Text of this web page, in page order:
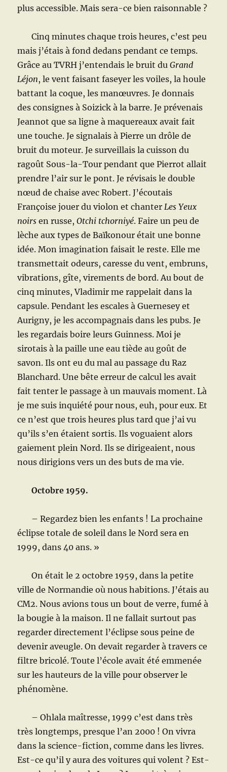
plus accessible. Mais sera-ce bien raisonnable ?
Cinq minutes chaque trois heures, c’est peu
mais j’étais à fond dedans pendant ce temps.
Grâce au TVRH j’entendais le bruit duGrand
Léjon, le vent faisant faseyer les voiles, la houle
battant la coque, les manœuvres. Je donnais
des consignes à Soizick à la barre. Je prévenais
Jeannot que sa ligne à maquereaux avait fait
une touche. Je signalais à Pierre un drôle de
bruit du moteur. Je surveillais la cuisson du
ragoût Sous-la-Tour pendant que Pierrot allait
prendre l’air sur le pont. Je révisais le double
nœud de chaise avec Robert. J’écoutais
Françoise jouer du violon et chanterLes Yeux
noirs en russe,Otchi tchorniyé. Faire un peu de
lèche aux types de Baïkonour était une bonne
idée. Mon imagination faisait le reste. Elle me
transmettait odeurs, caresse du vent, embruns,
vibrations, gîte, virements de bord. Au bout de
cinq minutes, Vladimir me rappelait dans la
capsule. Pendant les escales à Guernesey et
Aurigny, je les accompagnais dans les pubs. Je
les regardais boire leurs Guinness. Moi je
sirotais à la paille une eau tiède au goût de
savon. Ils ont eu du mal au passage du Raz
Blanchard. Une bête erreur de calcul les avait
fait tenter le passage à un mauvais moment. Là
je me suis inquiété pour nous, euh, pour eux. Et
ce n’est que trois heures plus tard que j’ai vu
qu’ils s’en étaient sortis. Ils voguaient alors
gaiement plein Nord. Ils se dirigeaient, nous
nous dirigions vers un des buts de ma vie.
Octobre 1959.
– Regardez bien les enfants ! La prochaine
éclipse totale de soleil dans le Nord sera en
1999, dans 40 ans. »
On était le 2 octobre 1959, dans la petite
ville de Normandie où nous habitions. J’étais au
CM2. Nous avions tous un bout de verre, fumé à
la bougie à la maison. Il ne fallait surtout pas
regarder directement l’éclipse sous peine de
devenir aveugle. On devait regarder à travers ce
filtre bricolé. Toute l’école avait été emmenée
sur les hauteurs de la ville pour observer le
phénomène.
– Ohlala maîtresse, 1999 c’est dans très
très longtemps, presque l’an 2000 ! On vivra
dans la science-fiction, comme dans les livres.
Est-ce qu’il y aura des voitures qui volent ? Est-